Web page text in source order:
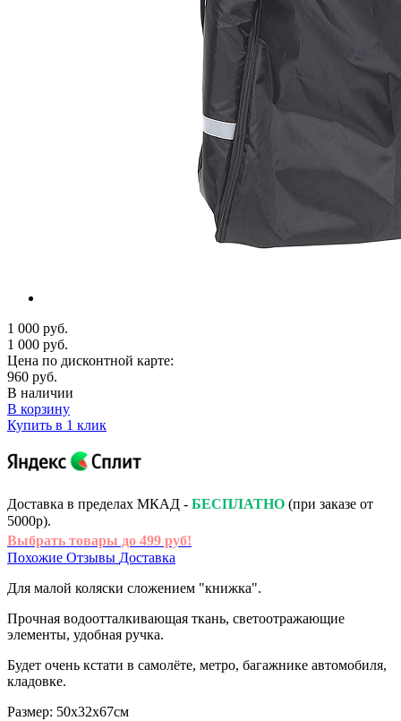
1 000 руб.
1 000 руб.
Цена по дисконтной карте:
960 руб.
В наличии
В корзину
Купить в 1 клик
Доставка в пределах МКАД - БЕСПЛАТНО (при заказе от
5000р).
Выбрать товары до 499 руб!
Похожие Отзывы Доставка
Для малой коляски сложением "книжка".
Прочная водоотталкивающая ткань, светоотражающие
элементы, удобная ручка.
Будет очень кстати в самолёте, метро, багажнике автомобиля,
кладовке.
Размер: 50х32х67см